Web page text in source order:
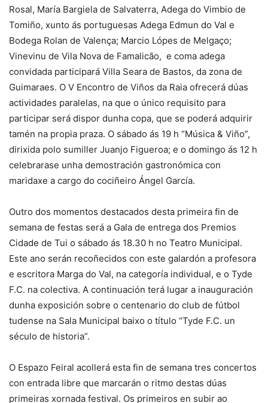
Rosal, María Bargiela de Salvaterra, Adega do Vimbio de
Tomiño, xunto ás portuguesas Adega Edmun do Val e
Bodega Rolan de Valença; Marcio Lópes de Melgaço;
Vinevinu de Vila Nova de Famalicão, e coma adega
convidada participará Villa Seara de Bastos, da zona de
Guimaraes. O V Encontro de Viños da Raia ofrecerá dúas
actividades paralelas, na que o único requisito para
participar será dispor dunha copa, que se poderá adquirir
tamén na propia praza. O sábado ás 19 h “Música & Viño”,
dirixida polo sumiller Juanjo Figueroa; e o domingo ás 12 h
celebrarase unha demostración gastronómica con
maridaxe a cargo do cociñeiro Ángel García.
Outro dos momentos destacados desta primeira fin de
semana de festas será a Gala de entrega dos Premios
Cidade de Tui o sábado ás 18.30 h no Teatro Municipal.
Este ano serán recoñecidos con este galardón a profesora
e escritora Marga do Val, na categoría individual, e o Tyde
F.C. na colectiva. A continuación terá lugar a inauguración
dunha exposición sobre o centenario do club de fútbol
tudense na Sala Municipal baixo o título “Tyde F.C. un
século de historia”.
O Espazo Feiral acollerá esta fin de semana tres concertos
con entrada libre que marcarán o ritmo destas dúas
primeiras xornada festival. Os primeiros en subir ao